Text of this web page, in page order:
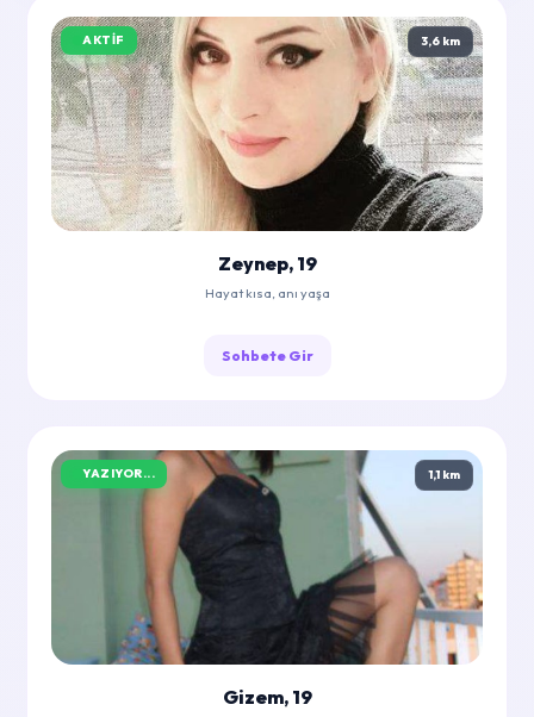
AKTIF 3,6 km
Zeynep, 19
Hayat kısa, anı yaşa
Sohbete Gir
YAZIYOR... 1,1 km
Gizem, 19